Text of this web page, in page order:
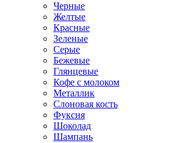
Черные
Желтые
Красные
Зеленые
Серые
Бежевые
Глянцевые
Кофе с молоком
Металлик
Слоновая кость
Фуксия
Шоколад
Шампань